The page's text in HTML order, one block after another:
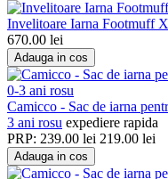
Invelitoare Iarna Footmuff
670.00 lei
Adauga in cos
Camicco - Sac de iarna
3 ani rosu expediere rapida
PRP: 239.00 lei 219.00 lei
Adauga in cos